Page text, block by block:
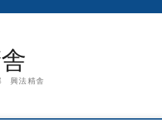
興法精舎